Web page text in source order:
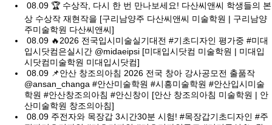
08.09 🏆 수상작, 다시 한 번 만나보세요! 다산씨앤씨 학생들의 본
상 수상작 재현작을 [구리남양주 다산씨앤씨 미술학원 | 구리남양
주미술학원 다산씨앤씨]
08.09 🔥2026 전국입시미술실기대전 #기초디자인 평가중 #미대
입시닷컴은실시간 @midaeipsi [미대입시닷컴 미술학원 | 미대입
시닷컴미술학원 미대입시닷컴]
08.09 📌안산 창조의아침 2026 전국 창아 강사공모전 출품작
@ansan_changa #안산미술학원 #시흥미술학원 #안산입시미술
학원 #안산창조의아침 #안신창이 [안산 창조의아침 미술학원 | 안
산미술학원 창조의아침]
08.09 주전자와 목장갑 3시간30분 시험! #목장갑기초디자인 #주